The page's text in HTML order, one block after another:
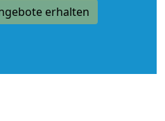
erhalten